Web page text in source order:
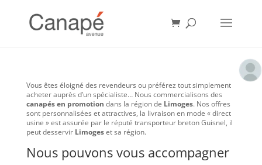
Vous êtes éloigné des revendeurs ou préférez tout simplement
acheter auprès d’un spécialiste… Nous commercialisons des
canapés en promotion dans la région de Limoges. Nos offres
sont personnalisées et attractives, la livraison en mode « direct
usine » est assurée par le réputé transporteur breton Guisnel, il
peut desservir Limogeset sa région.
Nous pouvons vous accompagner